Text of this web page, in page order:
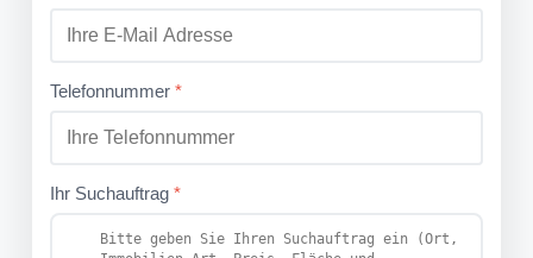
Telefonnummer *
Ihr Suchauftrag *